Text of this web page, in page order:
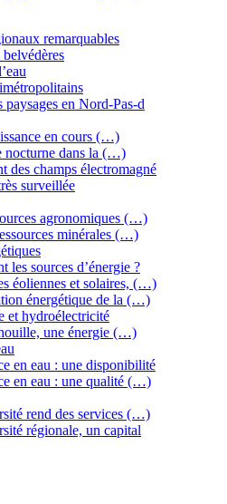
remarquables
belvédères
paysages en Nord-Pas-d
en cours (…)
nocturne dans la (…)
des champs électromagné
surveillée
agronomiques (…)
minérales (…)
les sources d’énergie ?
éoliennes et solaires, (…)
énergétique de la (…)
et hydroélectricité
une énergie (…)
en eau : une disponibilité
en eau : une qualité (…)
rend des services (…)
régionale, un capital